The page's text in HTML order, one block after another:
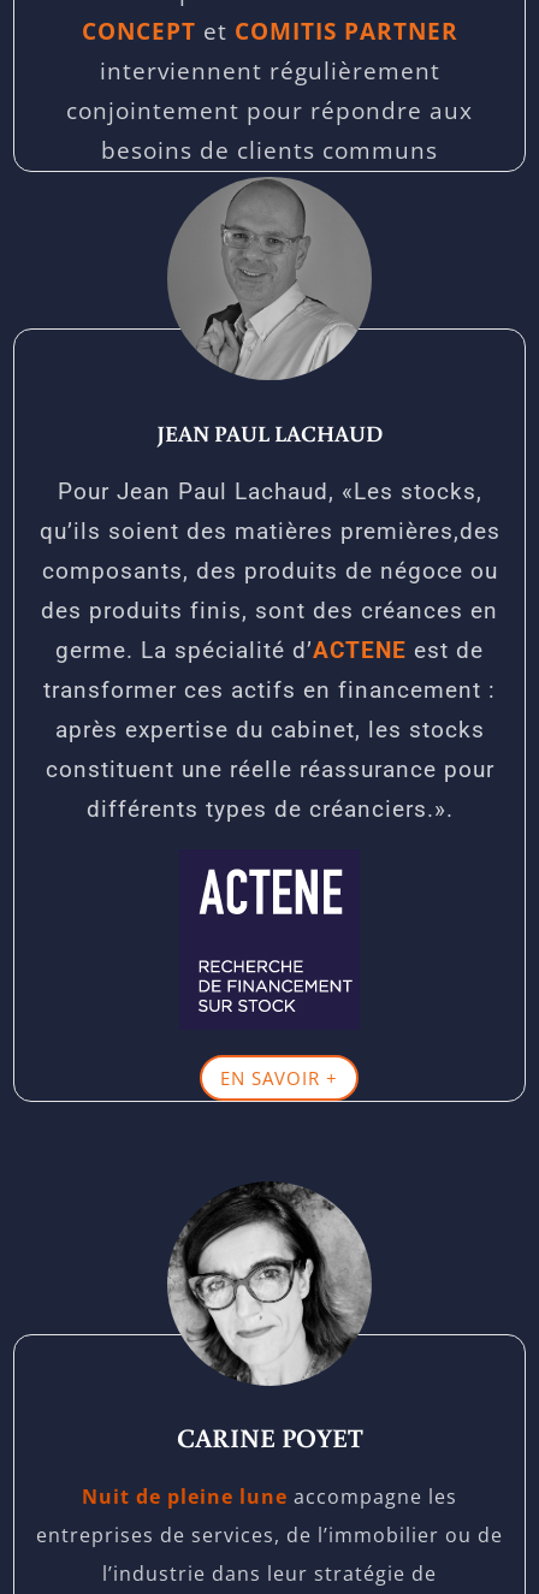
CONCEPT et COMITIS PARTNER
interviennent régulièrement
conjointement pour répondre aux
besoins de clients communs
JEAN PAUL LACHAUD
Pour Jean Paul Lachaud, «Les stocks,
qu’ils soient des matières premières,des
composants, des produits de négoce ou
des produits finis, sont des créances en
germe. La spécialité d’ACTENE est de
transformer ces actifs en financement :
après expertise du cabinet, les stocks
constituent une réelle réassurance pour
différents types de créanciers.».
EN SAVOIR +
CARINE POYET
Nuit de pleine lune accompagne les
entreprises de services, de l’immobilier ou de
l’industrie dans leur stratégie de